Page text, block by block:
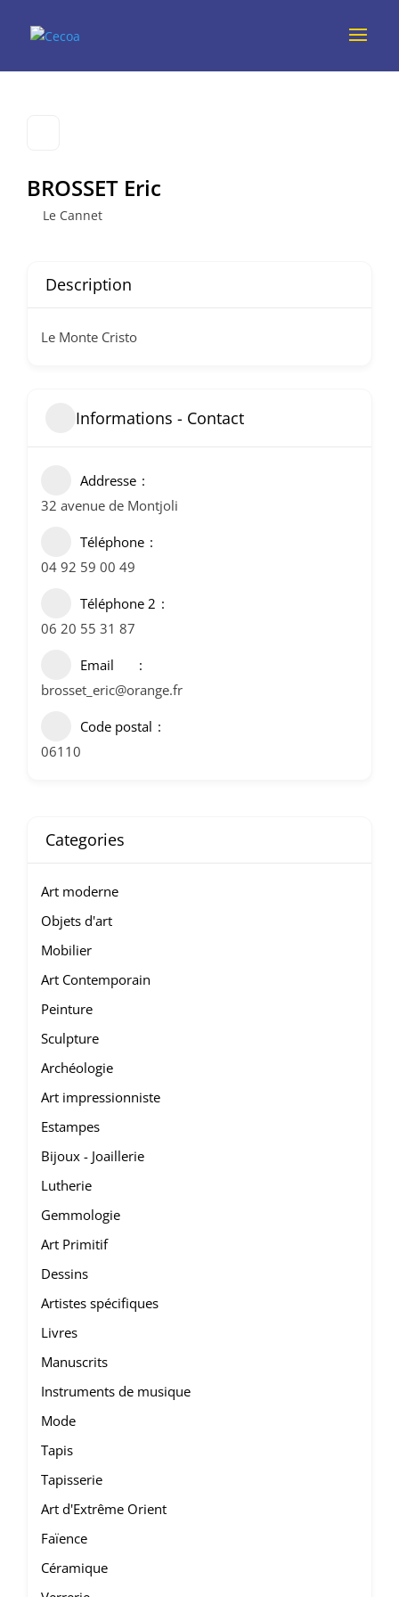
BROSSET Eric
Le Cannet
Description
Le Monte Cristo
Informations - Contact
Addresse
32 avenue de Montjoli
Téléphone
04 92 59 00 49
Téléphone 2
06 20 55 31 87
Email
brosset_eric@orange.fr
Code postal
06110
Categories
Art moderne
Objets d'art
Mobilier
Art Contemporain
Peinture
Sculpture
Archéologie
Art impressionniste
Estampes
Bijoux - Joaillerie
Lutherie
Gemmologie
Art Primitif
Dessins
Artistes spécifiques
Livres
Manuscrits
Instruments de musique
Mode
Tapis
Tapisserie
Art d'Extrême Orient
Faïence
Céramique